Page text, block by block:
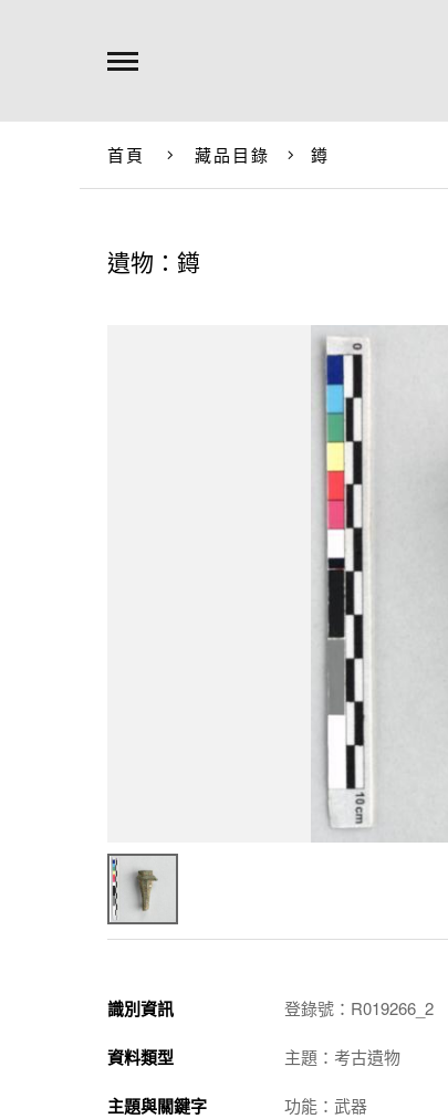
首頁 藏品目錄 鐏
遺物：鐏
識別資訊 登錄號：R019266_2
資料類型 主題：考古遺物
主題與關鍵字 功能：武器